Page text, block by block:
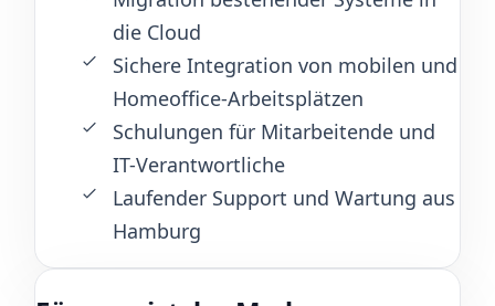
die Cloud
Sichere Integration von mobilen und
Homeoffice-Arbeitsplätzen
Schulungen für Mitarbeitende und
IT-Verantwortliche
Laufender Support und Wartung aus
Hamburg